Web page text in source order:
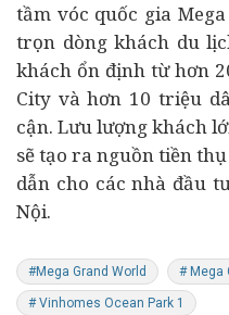
tầm vóc quốc gia
trọn dòng khách du
khách ổn định từ hơn
City và hơn 10 triệu
cận. Lưu lượng khách
sẽ tạo ra nguồn tiền
dẫn cho các nhà đầu
Nội.
#Mega Grand World # Mega
# Vinhomes Ocean Park 1